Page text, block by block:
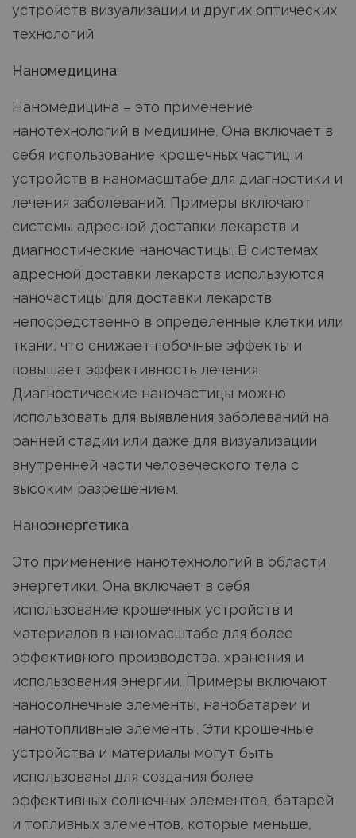
устройств визуализации и других оптических
технологий.
Наномедицина
Наномедицина – это применение
нанотехнологий в медицине. Она включает в
себя использование крошечных частиц и
устройств в наномасштабе для диагностики и
лечения заболеваний. Примеры включают
системы адресной доставки лекарств и
диагностические наночастицы. В системах
адресной доставки лекарств используются
наночастицы для доставки лекарств
непосредственно в определенные клетки или
ткани, что снижает побочные эффекты и
повышает эффективность лечения.
Диагностические наночастицы можно
использовать для выявления заболеваний на
ранней стадии или даже для визуализации
внутренней части человеческого тела с
высоким разрешением.
Наноэнергетика
Это применение нанотехнологий в области
энергетики. Она включает в себя
использование крошечных устройств и
материалов в наномасштабе для более
эффективного производства, хранения и
использования энергии. Примеры включают
наносолнечные элементы, нанобатареи и
нанотопливные элементы. Эти крошечные
устройства и материалы могут быть
использованы для создания более
эффективных солнечных элементов, батарей
и топливных элементов, которые меньше,